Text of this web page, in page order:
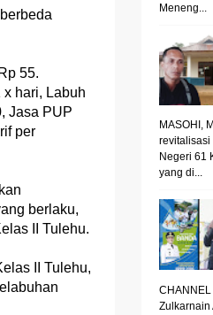
55.
x hari, Labuh
Jasa PUP
per
berlaku,
II Tulehu.
II Tulehu,
Meneng...
MASOHI,
revitalisasi
Negeri 61
yang di...
Zulkarnain